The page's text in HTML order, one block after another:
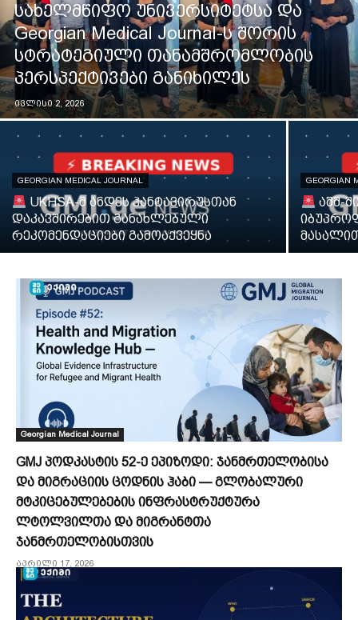
სახელმწიფო უნივერსიტეტსა და
Georgian Medical Journal-ს შორის
სტრატეგიული თანამშრომლობის
პერსპექტივები განიხილეს
ივლისი 2, 2026
GEORGIAN MEDICAL JOURNAL
UKHSA-მ ანდეს ჰანტავირუსთან
დაკავშირებით განახლებული
რეკომენდაციები გამოაქვეყნა
GEORGIAN
აშშ-
Georgian Medical Journal
GMJ პოდკასტის 52-ე ეპიზოდი: ჯანმრთელობისა
და მიგრაციის ცოდნის ჰაბი — გლობალური
მტკიცებულებების ინფრასტრუქტურა
ლტოლვილთა და მიგრანტთა
ჯანმრთელობისთვის
აპრილი 17, 2026